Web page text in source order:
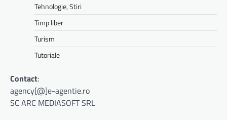
Tehnologie, Stiri
Timp liber
Turism
Tutoriale
Contact:
agency[@]e-agentie.ro
SC ARC MEDIASOFT SRL